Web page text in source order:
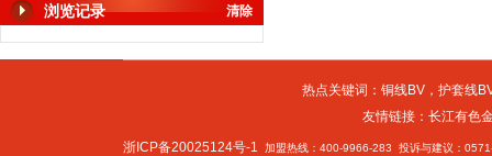
浏览记录 清除
热点关键词： 铜线BV， 护套线
友情链接： 长江有色
浙ICP备20025124号-1 加盟热线：400-9966-283 投诉与建议：